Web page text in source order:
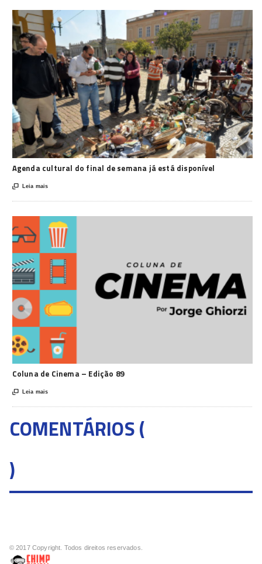
Agenda cultural do final de semana já está disponível
 Leia mais
Coluna de Cinema – Edição 89
 Leia mais
COMENTÁRIOS (
)
© 2017 Copyright. Todos direitos reservados.